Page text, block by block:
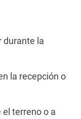
durante la
la recepción o
el terreno o a